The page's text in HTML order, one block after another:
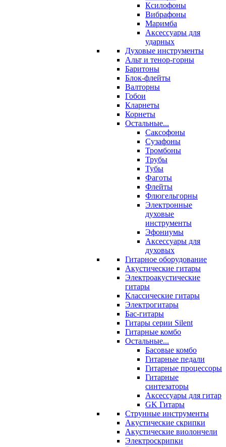
Ксилофоны
Вибрафоны
Маримба
Аксессуары для
ударных
Духовые инструменты
Альт и тенор-горны
Баритоны
Блок-флейты
Валторны
Гобои
Кларнеты
Корнеты
Остальные...
Саксофоны
Сузафоны
Тромбоны
Трубы
Тубы
Фаготы
Флейты
Флюгельгорны
Электронные
духовые
инструменты
Эфониумы
Аксессуары для
духовых
Гитарное оборудование
Акустические гитары
Электроакустические
гитары
Классические гитары
Электрогитары
Бас-гитары
Гитары серии Silent
Гитарные комбо
Остальные...
Басовые комбо
Гитарные педали
Гитарные процессоры
Гитарные
синтезаторы
Аксессуары для гитар
GK Гитары
Струнные инструменты
Акустические скрипки
Акустические виолончели
Электроскрипки